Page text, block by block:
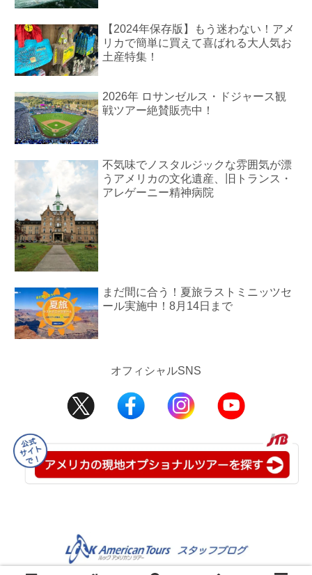
【2024年保存版】もう迷わない！アメ
リカで簡単に買えて喜ばれる大人気お
土産特集！
2026年 ロサンゼルス・ドジャース観
戦ツアー絶賛販売中！
不気味でノスタルジックな雰囲気が漂
うアメリカの文化遺産、旧トランス・
アレゲーニー精神病院
まだ間に合う！夏旅ラストミニッツセ
ール実施中！8月14日まで
オフィシャルSNS